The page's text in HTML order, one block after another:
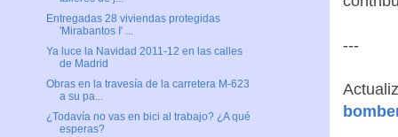
---
Entregadas 28 viviendas protegidas
'Mirabantos I' ...
Ya luce la Navidad 2011-12 en las calles
de Madrid
Obras en la travesía de la carretera M-623
a su pa...
¿Todavía no vas en bici al trabajo? ¿A qué
esperas?